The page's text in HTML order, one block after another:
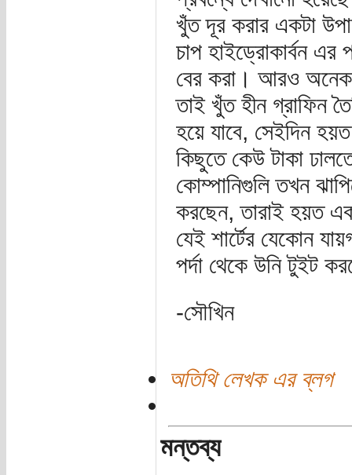
খুঁত দূর করার একটা
চাপ হাইড্রোকার্বন এর
বের করা। আরও অনেক
তাই খুঁত হীন গ্রাফিন
হয়ে যাবে, সেইদিন
কিছুতে কেউ টাকা
কোম্পানিগুলি তখন
করছেন, তারাই হয়ত
যেই শার্টের যেকোন
পর্দা থেকে উনি টুইট
-সৌখিন
অতিথি লেখক এর ব্লগ
মন্তব্য